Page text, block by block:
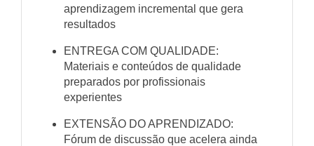
aprendizagem incremental que gera
resultados
ENTREGA COM QUALIDADE:
Materiais e conteúdos de qualidade
preparados por profissionais
experientes
EXTENSÃO DO APRENDIZADO:
Fórum de discussão que acelera ainda